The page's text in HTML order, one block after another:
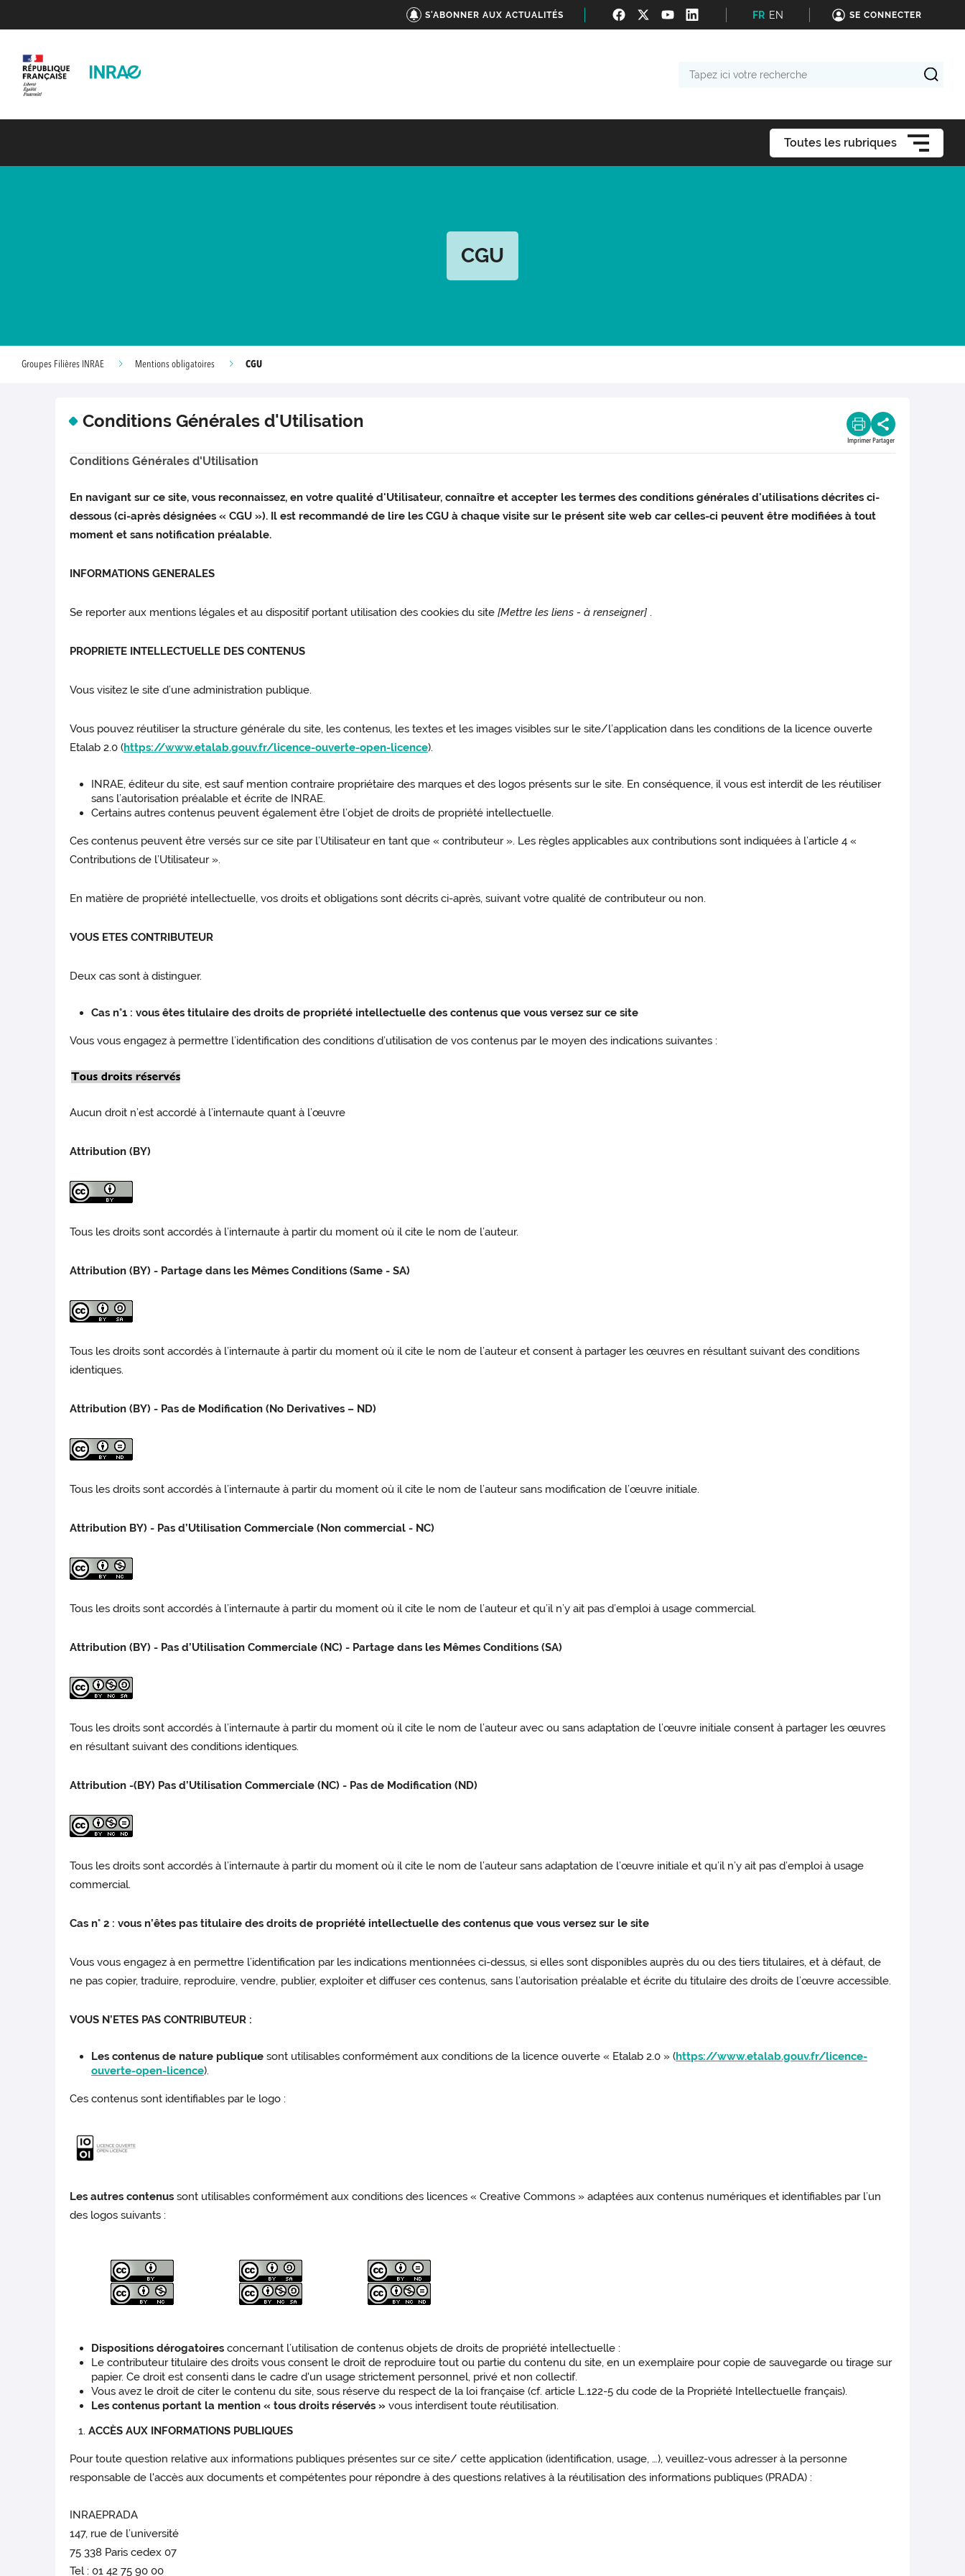
S'ABONNER AUX ACTUALITÉS FR EN SE CONNECTER
Toutes les rubriques
CGU
Groupes Filières INRAE Mentions obligatoires CGU
Conditions Générales d'Utilisation
Imprimer Partager
Conditions Générales d'Utilisation
En navigant sur ce site, vous reconnaissez, en votre qualité d'Utilisateur, connaître et accepter les termes des conditions générales d'utilisations décrites ci-
dessous (ci-après désignées « CGU »). Il est recommandé de lire les CGU à chaque visite sur le présent site web car celles-ci peuvent être modifiées à tout
moment et sans notification préalable.
INFORMATIONS GENERALES
Se reporter aux mentions légales et au dispositif portant utilisation des cookies du site[Mettre les liens - à renseigner] .
PROPRIETE INTELLECTUELLE DES CONTENUS
Vous visitez le site d’une administration publique.
Vous pouvez réutiliser la structure générale du site, les contenus, les textes et les images visibles sur le site/l’application dans les conditions de la licence ouverte
Etalab 2.0 (https://www.etalab.gouv.fr/licence-ouverte-open-licence).
INRAE, éditeur du site, est sauf mention contraire propriétaire des marques et des logos présents sur le site. En conséquence, il vous est interdit de les réutiliser
sans l’autorisation préalable et écrite de INRAE.
Certains autres contenus peuvent également être l’objet de droits de propriété intellectuelle.
Ces contenus peuvent être versés sur ce site par l’Utilisateur en tant que « contributeur ». Les règles applicables aux contributions sont indiquées à l’article 4 «
Contributions de l’Utilisateur ».
En matière de propriété intellectuelle, vos droits et obligations sont décrits ci-après, suivant votre qualité de contributeur ou non.
VOUS ETES CONTRIBUTEUR
Deux cas sont à distinguer.
Cas n°1 : vous êtes titulaire des droits de propriété intellectuelle des contenus que vous versez sur ce site
Vous vous engagez à permettre l’identification des conditions d’utilisation de vos contenus par le moyen des indications suivantes :
Aucun droit n’est accordé à l’internaute quant à l’œuvre
Attribution (BY)
Tous les droits sont accordés à l’internaute à partir du moment où il cite le nom de l’auteur.
Attribution (BY) - Partage dans les Mêmes Conditions (Same - SA)
Tous les droits sont accordés à l’internaute à partir du moment où il cite le nom de l’auteur et consent à partager les œuvres en résultant suivant des conditions
identiques.
Attribution (BY) - Pas de Modification (No Derivatives – ND)
Tous les droits sont accordés à l’internaute à partir du moment où il cite le nom de l’auteur sans modification de l’œuvre initiale.
Attribution BY) - Pas d’Utilisation Commerciale (Non commercial - NC)
Tous les droits sont accordés à l’internaute à partir du moment où il cite le nom de l’auteur et qu’il n’y ait pas d’emploi à usage commercial.
Attribution (BY) - Pas d’Utilisation Commerciale (NC) - Partage dans les Mêmes Conditions (SA)
Tous les droits sont accordés à l’internaute à partir du moment où il cite le nom de l’auteur avec ou sans adaptation de l’œuvre initiale consent à partager les œuvres
en résultant suivant des conditions identiques.
Attribution -(BY) Pas d’Utilisation Commerciale (NC) - Pas de Modification (ND)
Tous les droits sont accordés à l’internaute à partir du moment où il cite le nom de l’auteur sans adaptation de l’œuvre initiale et qu’il n’y ait pas d’emploi à usage
commercial.
Cas n° 2 : vous n’êtes pas titulaire des droits de propriété intellectuelle des contenus que vous versez sur le site
Vous vous engagez à en permettre l’identification par les indications mentionnées ci-dessus, si elles sont disponibles auprès du ou des tiers titulaires, et à défaut, de
ne pas copier, traduire, reproduire, vendre, publier, exploiter et diffuser ces contenus, sans l’autorisation préalable et écrite du titulaire des droits de l’œuvre accessible.
VOUS N’ETES PAS CONTRIBUTEUR :
Les contenus de nature publique sont utilisables conformément aux conditions de la licence ouverte « Etalab 2.0 » (https://www.etalab.gouv.fr/licence-
ouverte-open-licence).
Ces contenus sont identifiables par le logo :
Les autres contenussont utilisables conformément aux conditions des licences « Creative Commons » adaptées aux contenus numériques et identifiables par l’un
des logos suivants :
Dispositions dérogatoires concernant l’utilisation de contenus objets de droits de propriété intellectuelle :
Le contributeur titulaire des droits vous consent le droit de reproduire tout ou partie du contenu du site, en un exemplaire pour copie de sauvegarde ou tirage sur
papier. Ce droit est consenti dans le cadre d'un usage strictement personnel, privé et non collectif.
Vous avez le droit de citer le contenu du site, sous réserve du respect de la loi française (cf. article L.122-5 du code de la Propriété Intellectuelle français).
Les contenus portant la mention « tous droits réservés » vous interdisent toute réutilisation.
ACCÈS AUX INFORMATIONS PUBLIQUES
Pour toute question relative aux informations publiques présentes sur ce site/ cette application (identification, usage, …), veuillez-vous adresser à la personne
responsable de l'accès aux documents et compétentes pour répondre à des questions relatives à la réutilisation des informations publiques (PRADA) :
INRAEPRADA
147, rue de l’université
75 338 Paris cedex 07
Tel : 01 42 75 90 00